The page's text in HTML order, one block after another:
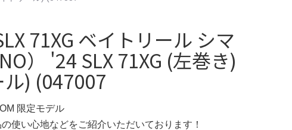
71XG ベイトリール シマ
） '24 SLX 71XG (左巻き)
) (047007
限定モデル
使い心地などをご紹介いただいております！